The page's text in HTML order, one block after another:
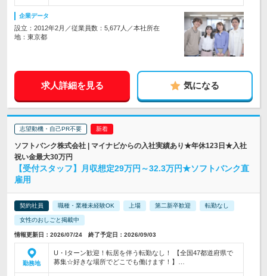
企業データ
設立：2012年2月／従業員数：5,677人／本社所在
地：東京都
求人詳細を見る 気になる
志望動機・自己PR不要
ソフトバンク株式会社 | マイナビからの入社実績あり★年休123日★入社
祝い金最大30万円
【受付スタッフ】月収想定29万円～32.3万円★ソフトバンク直
雇用
契約社員 職種・業種未経験OK 上場 第二新卒歓迎 転勤なし
女性のおしごと掲載中
情報更新日：2026/07/24 終了予定日：2026/09/03
勤務地
U・Iターン歓迎！転居を伴う転勤なし！ 【全国47都道府県で
募集☆好きな場所でどこでも働けます！】…